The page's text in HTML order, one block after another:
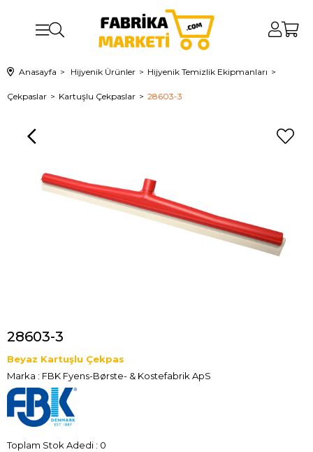
Anasayfa Hijyenik Ürünler Hijyenik Temizlik Ekipmanları
Çekpaslar Kartuşlu Çekpaslar 28603-3
28603-3
Beyaz Kartuşlu Çekpas
Marka : FBK Fyens-Børste- & Kostefabrik ApS
Toplam Stok Adedi : 0